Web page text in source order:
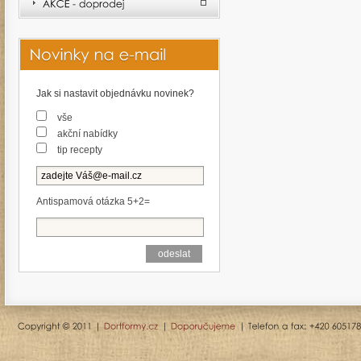
Jak si nastavit objednávku novinek?
vše
akční nabídky
tip recepty
Antispamová otázka 5+2=